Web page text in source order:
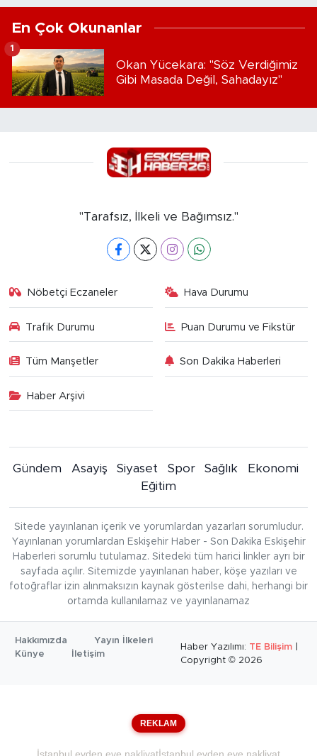
En Çok Okunanlar
Okan Yücekara: "Söz Verdiğimiz
Gibi Masada Değil, Sahadayız"
1
"Tarafsız, İlkeli ve Bağımsız."
Nöbetçi Eczaneler Hava Durumu
Trafik Durumu Puan Durumu ve Fikstür
Tüm Manşetler Son Dakika Haberleri
Haber Arşivi
Gündem Asayiş Siyaset Spor Sağlık
Ekonomi
Eğitim
Sitede yayınlanan içerik ve yorumlardan yazarları sorumludur.
Yayınlanan yorumlardan Eskişehir Haber - Son Dakika Eskişehir
Haberleri sorumlu tutulamaz. Sitedeki tüm harici linkler ayrı bir
sayfada açılır. Sitemizde yayınlanan haber, köşe yazıları ve
fotoğraflar izin alınmaksızın kaynak gösterilse dahi, herhangi bir
ortamda kullanılamaz ve yayınlanamaz
Hakkımızda
Yayın İlkeleri
Künye
İletişim
Haber Yazılımı: TE Bilişim
Copyright © 2026
REKLAM